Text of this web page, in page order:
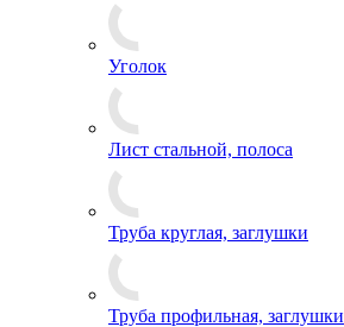
Уголок
Лист стальной, полоса
Труба круглая, заглушки
Труба профильная, заглушки